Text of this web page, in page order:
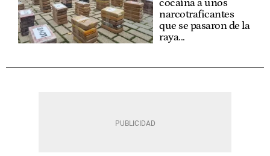
cocaína a unos
narcotraficantes
que se pasaron de la
raya...